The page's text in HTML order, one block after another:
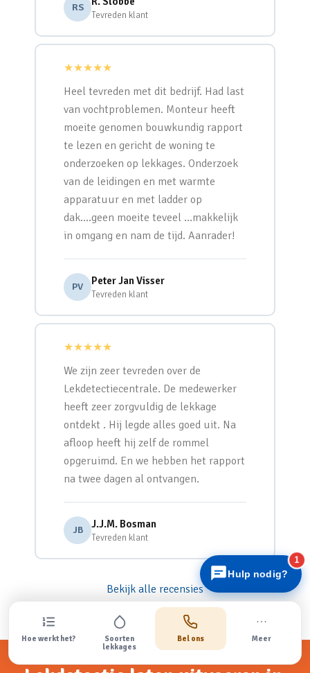
RS
Tevreden klant
★★★★★
Heel tevreden met dit bedrijf. Had last
van vochtproblemen. Monteur heeft
moeite genomen bouwkundig rapport
te lezen en gericht de woning te
onderzoeken op lekkages. Onderzoek
van de leidingen en met warmte
apparatuur en met ladder op
dak….geen moeite teveel …makkelijk
in omgang en nam de tijd. Aanrader!
PV Peter Jan Visser
Tevreden klant
★★★★★
We zijn zeer tevreden over de
Lekdetectiecentrale. De medewerker
heeft zeer zorgvuldig de lekkage
ontdekt . Hij legde alles goed uit. Na
afloop heeft hij zelf de rommel
opgeruimd. En we hebben het rapport
na twee dagen al ontvangen.
JB J.J.M. Bosman
Tevreden klant
Bekijk alle recensies
Hulp nodig?
1
Lekdetectiecentrale
Snel antwoord
Hoe werkt het?
Soorten
lekkages
Bel ons Meer